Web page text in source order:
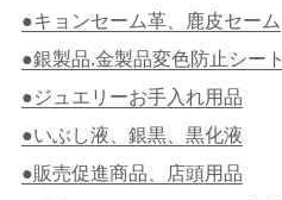
●キョンセーム革、鹿皮セーム
●銀製品.金製品変色防止シート
●ジュエリーお手入れ用品
●いぶし液、銀黒、黒化液
●販売促進商品、店頭用品